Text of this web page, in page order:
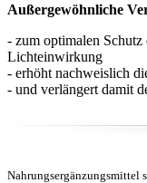
Außergewöhnliche
- zum optimalen
Lichteinwirkung
- erhöht nachweislich
- und verlängert damit
Nahrungsergänzungsmittel